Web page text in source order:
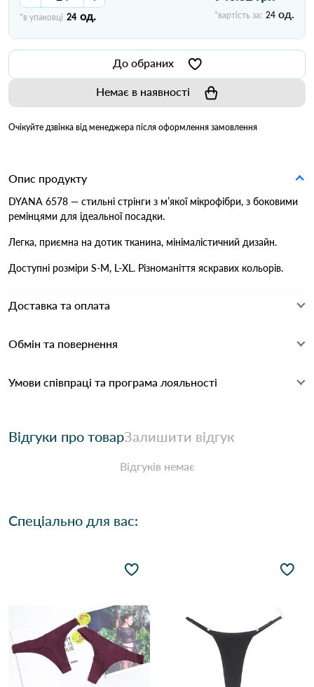
*в упаковці 24 од. *вартість за: 24 од.
До обраних
Немає в наявності
Очікуйте дзвінка від менеджера після оформлення замовлення
Опис продукту
DYANA 6578 — стильні стрінги з м’якої мікрофібри, з боковими
ремінцями для ідеальної посадки.
Легка, приємна на дотик тканина, мінімалістичний дизайн.
Доступні розміри S-M, L-XL. Різноманіття яскравих кольорів.
Доставка та оплата
Обмін та повернення
Умови співпраці та програма лояльності
Відгуки про товарЗалишити відгук
Відгуків немає
Спеціально для вас: